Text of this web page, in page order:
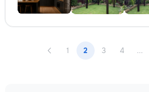
1 2 3 4 ...